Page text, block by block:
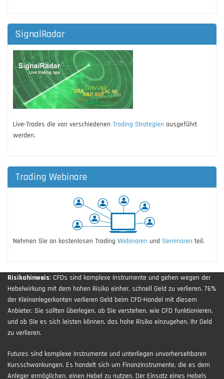
SignalRadar
Live-Trades die von verschiedenen Trading Strategien ausgeführt
werden.
Trading Webinare
Nehmen Sie an kostenlosen Trading Webinaren und Seminaren teil.
Risikohinweis: CFDs sind komplexe Instrumente und gehen wegen der
Hebelwirkung mit dem hohen Risiko einher, schnell Geld zu verlieren. 76%
der Kleinanlegerkonten verlieren Geld beim CFD-Handel mit diesem
Anbieter. Sie sollten überlegen, ob Sie verstehen, wie CFD funktionieren,
und ob Sie es sich leisten können, das hohe Risiko einzugehen, Ihr Geld
zu verlieren.
Futures sind komplexe Instrumente und unterliegen unvorhersehbaren
Kursschwankungen. Es handelt sich um Finanzinstrumente, die es dem
Anleger ermöglichen, einen Hebel zu nutzen. Der Einsatz eines Hebels